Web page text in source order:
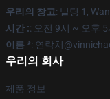
우리의 창고: 빌딩 1,
시간 :: 오전 9시 ~ 오후
이름 *: 연락처
우리의 회사
제품 정보